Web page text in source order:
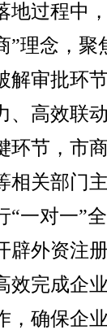
过程中，
”理念，
解审批环
、高效联
环节，市
相关部门
“一对一”
辟外资注
效完成企
，确保企